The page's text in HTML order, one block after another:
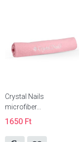
Crystal Nails
microfiber...
1650 Ft